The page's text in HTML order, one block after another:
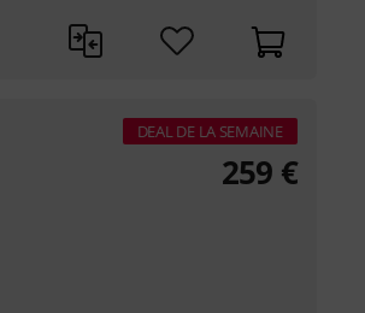
DEAL DE LA SEMAINE
259 €